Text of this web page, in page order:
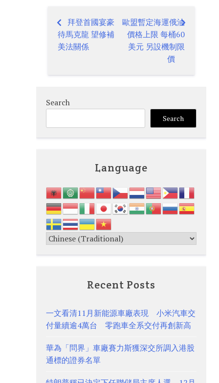
Post
navigation
拜登首國宴豪
待馬克龍 望修補
美法關係
歐盟暫定海運俄油
價格上限 每桶60
美元 另設機制限
價
Search
Search
Language
Recent Posts
一文看清11月新能源車廠表現 小米汽車交
付量續逾4萬台 零跑車全系交付再創新高
華為「問界」車廠賽力斯獲深交所調入港股
通標的證券名單